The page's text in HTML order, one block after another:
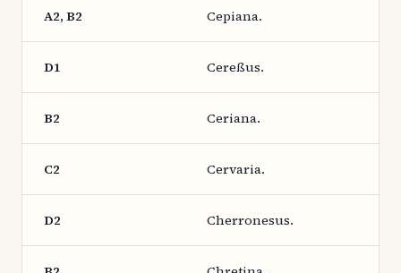
A2, B2 Cepiana.
D1 Cereßus.
B2 Ceriana.
C2 Cervaria.
D2 Cherronesus.